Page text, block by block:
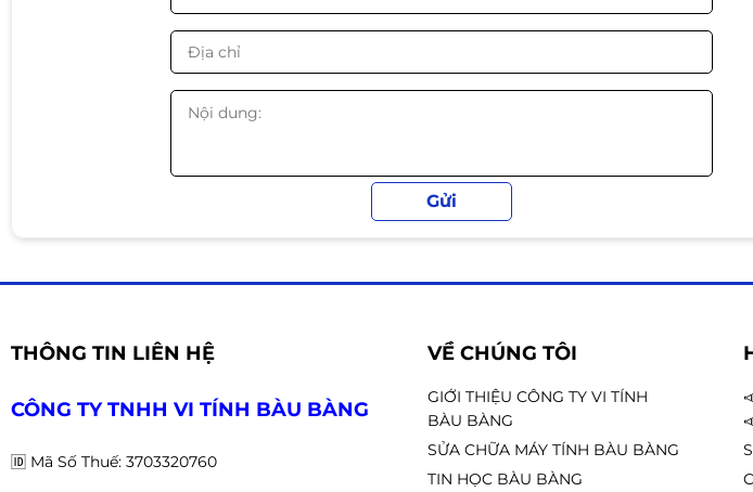
3 × DisplayPort 2.1b
Gaming 1440p High
THÔNG TIN LIÊN HỆ
CÔNG TY TNHH VI TÍNH BÀU BÀNG
🆔 Mã Số Thuế: 3703320760
VỀ CHÚNG TÔI
GIỚI THIỆU CÔNG TY VI TÍNH
BÀU BÀNG
SỬA CHỮA MÁY TÍNH BÀU BÀNG
TIN HỌC BÀU BÀNG